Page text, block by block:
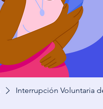
Interrupción Voluntaria